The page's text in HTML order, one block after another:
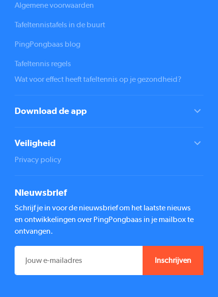
Algemene voorwaarden
Tafeltennistafels in de buurt
PingPongbaas blog
Tafeltennis regels
Wat voor effect heeft tafeltennis op je gezondheid?
Download de app
Veiligheid
Privacy policy
Nieuwsbrief
Schrijf je in voor de nieuwsbrief om het laatste nieuws
en ontwikkelingen over PingPongbaas in je mailbox te
ontvangen.
E-
MAILADRES *